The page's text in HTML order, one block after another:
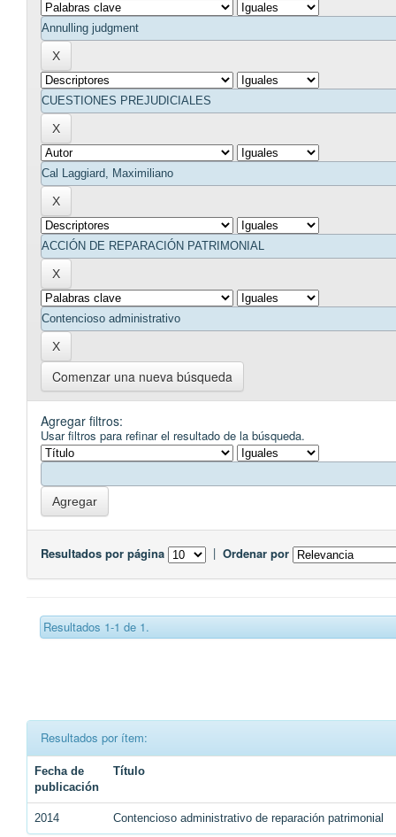
Comenzar una nueva búsqueda
Agregar filtros:
Usar filtros para refinar el resultado de la búsqueda.
Resultados por página | Ordenar por
Resultados 1-1 de 1.
Resultados por ítem:
Fecha de
publicación
Título
2014 Contencioso administrativo de reparación patrimonial